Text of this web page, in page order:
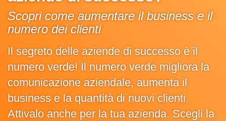
Scopri come aumentare il business e il
numero dei clienti
Il segreto delle aziende di successo è il
numero verde! Il numero verde migliora la
comunicazione aziendale, aumenta il
business e la quantità di nuovi clienti.
Attivalo anche per la tua azienda. Scegli la